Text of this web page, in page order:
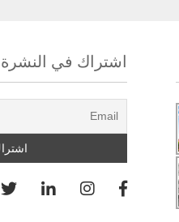
اشتراك في النشرة